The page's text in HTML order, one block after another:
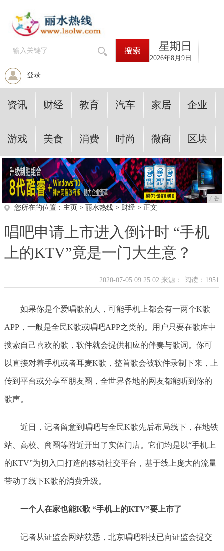
星期日
2026年8月9日
登录
资讯 财经 教育 汽车 家居 企业
游戏 美食 消费 时尚 微商 区块
广告
您所在的位置： 主页 > 丽水热线> 财经> 正文
唱吧申请上市进入倒计时 “手机
上的KTV”竟是一门大生意？
2020-07-05 09:25:02 来源： 阅读：1951
如果你是个爱唱歌的人，可能手机上都会有一两个K歌
APP，一般是全民K歌或唱吧APP之类的。用户只要在歌库中
搜索自己喜欢的歌，软件就会提供相应的伴奏与歌词。你可
以直接对着手机或者耳麦K歌，整首歌会被软件录制下来，上
传到平台或分享至朋友圈，全世界各地的网友都能听到你的
歌声。
近日，记者留意到唱吧与全民K歌先后布局线下，在地铁
站、高校、商圈等附近开出了实体门店。它们均是以“手机上
的KTV”为切入口打造的移动社交平台，基于线上庞大的流量
带动了线下K歌的消费升级。
一个人在家也能K歌 “手机上的KTV”要上市了
记者从证监会网站获悉，北京唱吧科技已向证监会提交